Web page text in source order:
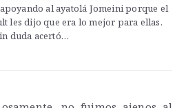
al ayatolá Jomeini porque el
les dijo que era lo mejor para ellas.
duda acertó…